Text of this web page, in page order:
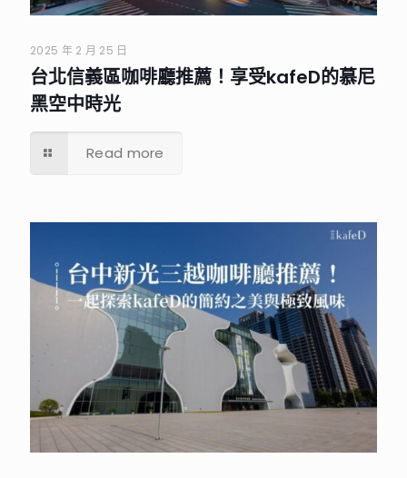
2025 年 2 月 25 日
台北信義區咖啡廳推薦！享受kafeD的慕尼
黑空中時光
Read more